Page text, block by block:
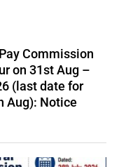
Commission
on 31st Aug –
(last date for
Aug): Notice